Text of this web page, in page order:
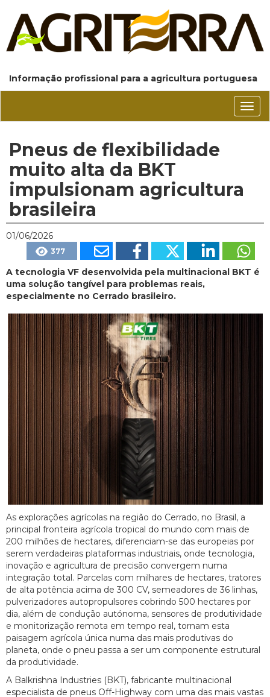
Informação profissional para a agricultura portuguesa
Pneus de flexibilidade
muito alta da BKT
impulsionam agricultura
brasileira
01/06/2026
377
A tecnologia VF desenvolvida pela multinacional BKT é
uma solução tangível para problemas reais,
especialmente no Cerrado brasileiro.
As explorações agrícolas na região do Cerrado, no Brasil, a
principal fronteira agrícola tropical do mundo com mais de
200 milhões de hectares, diferenciam-se das europeias por
serem verdadeiras plataformas industriais, onde tecnologia,
inovação e agricultura de precisão convergem numa
integração total. Parcelas com milhares de hectares, tratores
de alta potência acima de 300 CV, semeadores de 36 linhas,
pulverizadores autopropulsores cobrindo 500 hectares por
dia, além de condução autónoma, sensores de produtividade
e monitorização remota em tempo real, tornam esta
paisagem agrícola única numa das mais produtivas do
planeta, onde o pneu passa a ser um componente estrutural
da produtividade.
A Balkrishna Industries (BKT), fabricante multinacional
especialista de pneus Off-Highway com uma das mais vastas